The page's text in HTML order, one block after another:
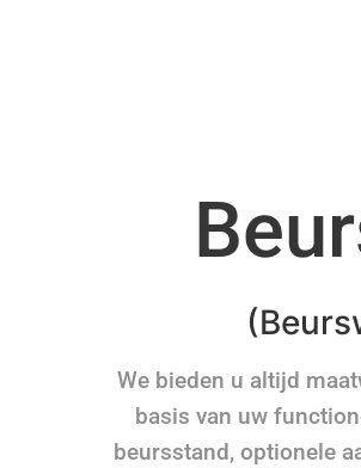
We bieden u altijd
basis van uw
beursstand, optionele